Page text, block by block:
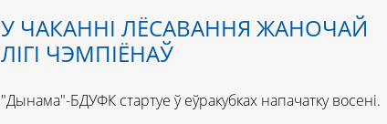
У ЧАКАННІ ЛЁСАВАННЯ ЖАНОЧАЙ
ЛІГІ ЧЭМПІЁНАЎ
"Дынама"-БДУФК стартуе ў еўракубках напачатку восені.